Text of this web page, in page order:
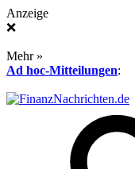
Anzeige
❌
Mehr »
Ad hoc-Mitteilungen: